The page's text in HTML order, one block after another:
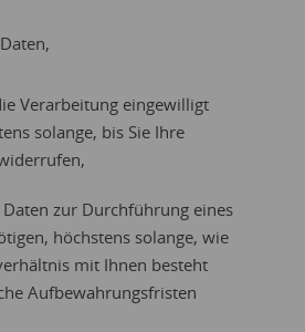
Verarbeitung eingewilligt
solange, bis Sie Ihre
zur Durchführung eines
höchstens solange, wie
mit Ihnen besteht
Aufbewahrungsfristen